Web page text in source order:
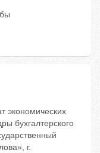
экономических
бухгалтерского
г.